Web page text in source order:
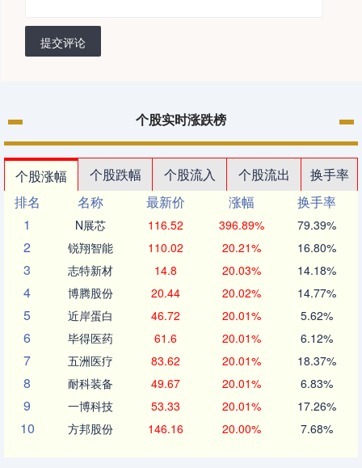
提交评论
个股实时涨跌榜
个股涨幅 个股跌幅 个股流入 个股流出
换手率
排名
名称 最新价 涨幅
换手率
1
N展芯 116.52 396.89% 79.39%
2 锐翔智能 110.02 20.21% 16.80%
3 志特新材 14.8 20.03% 14.18%
4 博腾股份 20.44 20.02% 14.77%
5 近岸蛋白 46.72 20.01% 5.62%
6 毕得医药 61.6 20.01% 6.12%
7 五洲医疗 83.62 20.01% 18.37%
8 耐科装备 49.67 20.01% 6.83%
9 一博科技 53.33 20.01% 17.26%
10 方邦股份 146.16 20.00% 7.68%